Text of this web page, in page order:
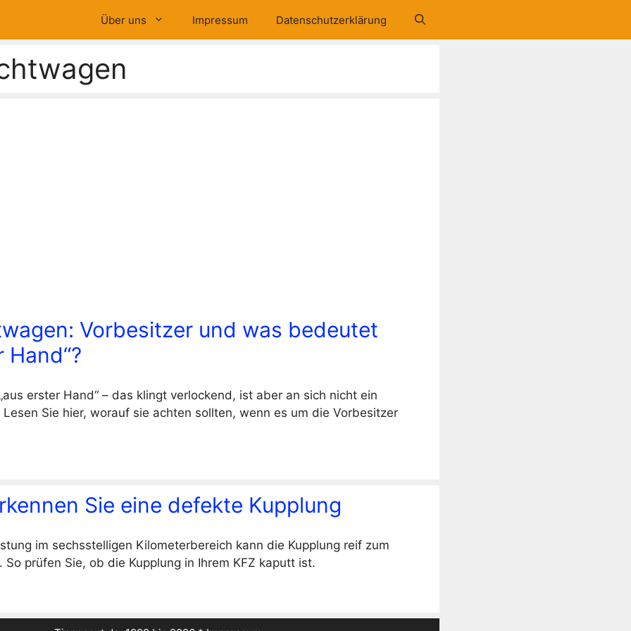
Über uns Impressum Datenschutzerklärung
Vorbesitzer und was bedeutet
Hand“?
erster Hand“ – das klingt verlockend, ist aber an sich nicht ein
Sie hier, worauf sie achten sollten, wenn es um die Vorbesitzer
Sie eine defekte Kupplung
im sechsstelligen Kilometerbereich kann die Kupplung reif zum
So prüfen Sie, ob die Kupplung in Ihrem KFZ kaputt ist.